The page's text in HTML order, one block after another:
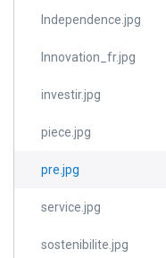
Independence.jpg
Innovation_fr.jpg
investir.jpg
piece.jpg
pre.jpg
service.jpg
sostenibilite.jpg